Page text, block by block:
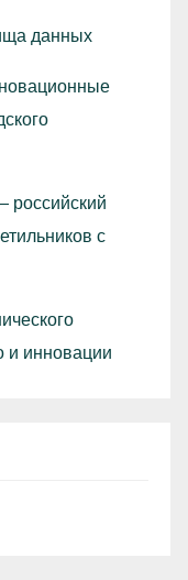
данных
российский
с
и инновации